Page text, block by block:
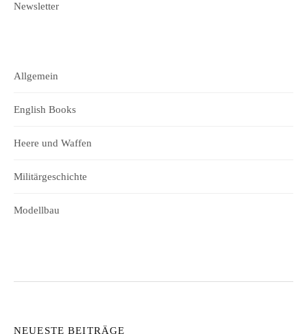
Newsletter
Allgemein
English Books
Heere und Waffen
Militärgeschichte
Modellbau
NEUESTE BEITRÄGE